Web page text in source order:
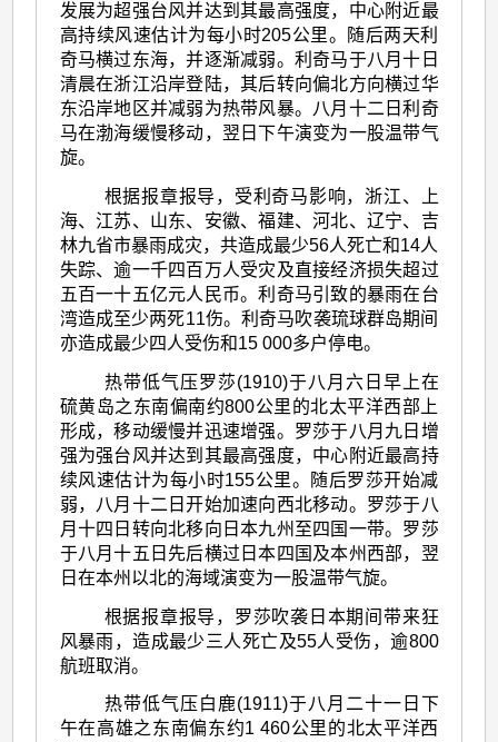
发展为超强台风并达到其最高强度，中心附近最
高持续风速估计为每小时205公里。随后两天利
奇马横过东海，并逐渐减弱。利奇马于八月十日
清晨在浙江沿岸登陆，其后转向偏北方向横过华
东沿岸地区并减弱为热带风暴。八月十二日利奇
马在渤海缓慢移动，翌日下午演变为一股温带气
旋。
根据报章报导，受利奇马影响，浙江、上
海、江苏、山东、安徽、福建、河北、辽宁、吉
林九省市暴雨成灾，共造成最少56人死亡和14人
失踪、逾一千四百万人受灾及直接经济损失超过
五百一十五亿元人民币。利奇马引致的暴雨在台
湾造成至少两死11伤。利奇马吹袭琉球群岛期间
亦造成最少四人受伤和15 000多户停电。
热带低气压罗莎(1910)于八月六日早上在
硫黄岛之东南偏南约800公里的北太平洋西部上
形成，移动缓慢并迅速增强。罗莎于八月九日增
强为强台风并达到其最高强度，中心附近最高持
续风速估计为每小时155公里。随后罗莎开始减
弱，八月十二日开始加速向西北移动。罗莎于八
月十四日转向北移向日本九州至四国一带。罗莎
于八月十五日先后横过日本四国及本州西部，翌
日在本州以北的海域演变为一股温带气旋。
根据报章报导，罗莎吹袭日本期间带来狂
风暴雨，造成最少三人死亡及55人受伤，逾800
航班取消。
热带低气压白鹿(1911)于八月二十一日下
午在高雄之东南偏东约1 460公里的北太平洋西